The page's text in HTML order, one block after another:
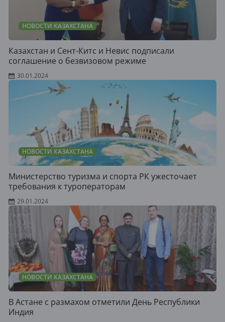
НОВОСТИ КАЗАХСТАНА
Казахстан и Сент-Китс и Невис подписали
соглашение о безвизовом режиме
30.01.2024
НОВОСТИ КАЗАХСТАНА
Министерство туризма и спорта РК ужесточает
требования к туроператорам
29.01.2024
НОВОСТИ КАЗАХСТАНА
В Астане с размахом отметили День Республики
Индия